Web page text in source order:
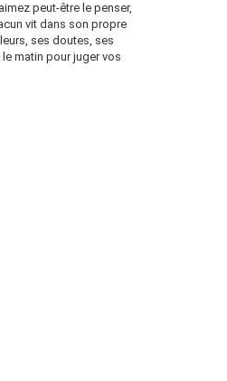
peut-être le penser,
vit dans son propre
ses doutes, ses
matin pour juger vos